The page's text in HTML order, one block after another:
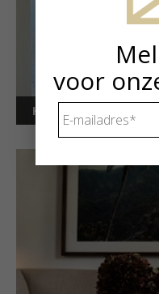
Kunstuitleen voor
voor
mailadres *